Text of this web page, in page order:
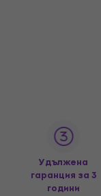
Удължена
гаранция за 3
години